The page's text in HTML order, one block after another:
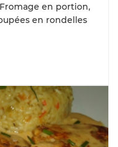
en portion,
en rondelles